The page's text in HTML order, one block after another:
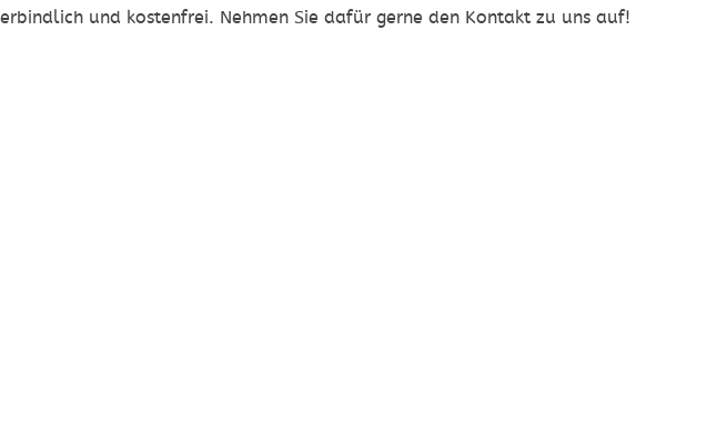
und kostenfrei. Nehmen Sie dafür gerne den Kontakt zu uns auf!